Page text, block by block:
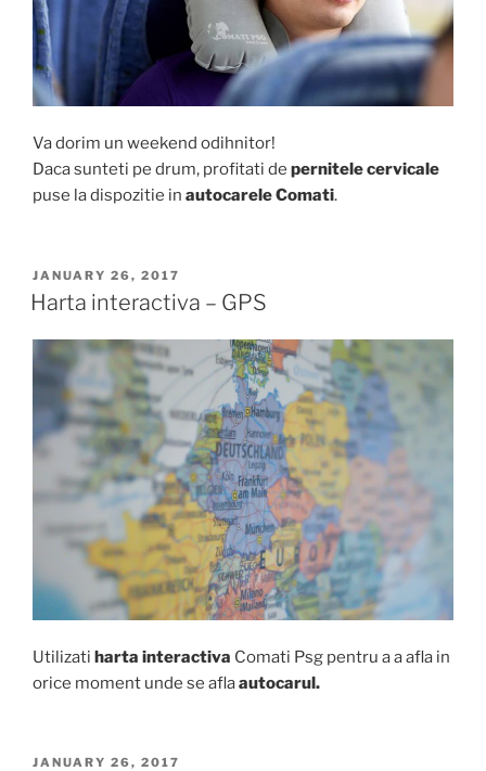
Va dorim un weekend odihnitor!
Daca sunteti pe drum, profitati de pernitele cervicale
puse la dispozitie in autocarele Comati.
POSTED
ON
JANUARY 26, 2017
Harta interactiva – GPS
Utilizati harta interactiva Comati Psg pentru a a afla in
orice moment unde se aflaautocarul.
POSTED
JANUARY 26, 2017